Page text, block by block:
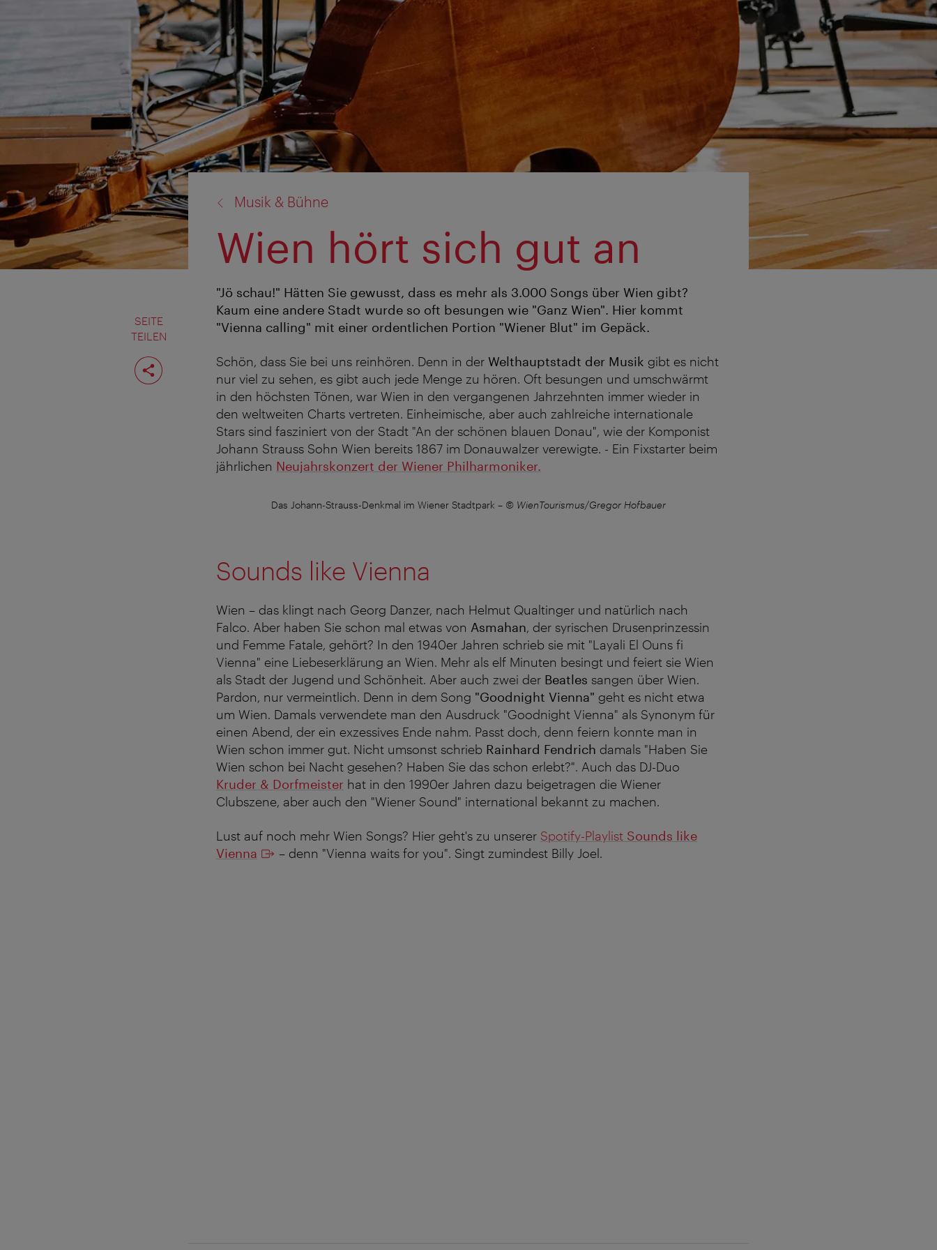
SEITE
TEILEN
Seite
teilen
Musik & Bühne
Wien hört sich gut an
"Jö schau!" Hätten Sie gewusst, dass es mehr als 3.000 Songs über Wien gibt?
Kaum eine andere Stadt wurde so oft besungen wie "Ganz Wien". Hier kommt
"Vienna calling" mit einer ordentlichen Portion "Wiener Blut" im Gepäck.
Schön, dass Sie bei uns reinhören. Denn in der Welthauptstadt der Musik gibt es nicht
nur viel zu sehen, es gibt auch jede Menge zu hören. Oft besungen und umschwärmt
in den höchsten Tönen, war Wien in den vergangenen Jahrzehnten immer wieder in
den weltweiten Charts vertreten. Einheimische, aber auch zahlreiche internationale
Stars sind fasziniert von der Stadt "An der schönen blauen Donau", wie der Komponist
Johann Strauss Sohn Wien bereits 1867 im Donauwalzer verewigte. - Ein Fixstarter beim
jährlichen Neujahrskonzert der Wiener Philharmoniker.
Das Johann-Strauss-Denkmal im Wiener Stadtpark – © WienTourismus/Gregor Hofbauer
Sounds like Vienna
Wien – das klingt nach Georg Danzer, nach Helmut Qualtinger und natürlich nach
Falco. Aber haben Sie schon mal etwas von Asmahan, der syrischen Drusenprinzessin
und Femme Fatale, gehört? In den 1940er Jahren schrieb sie mit "Layali El Ouns fi
Vienna" eine Liebeserklärung an Wien. Mehr als elf Minuten besingt und feiert sie Wien
als Stadt der Jugend und Schönheit. Aber auch zwei der Beatles sangen über Wien.
Pardon, nur vermeintlich. Denn in dem Song "Goodnight Vienna" geht es nicht etwa
um Wien. Damals verwendete man den Ausdruck "Goodnight Vienna" als Synonym für
einen Abend, der ein exzessives Ende nahm. Passt doch, denn feiern konnte man in
Wien schon immer gut. Nicht umsonst schrieb Rainhard Fendrich damals "Haben Sie
Wien schon bei Nacht gesehen? Haben Sie das schon erlebt?". Auch das DJ-Duo
Kruder & Dorfmeister hat in den 1990er Jahren dazu beigetragen die Wiener
Clubszene, aber auch den "Wiener Sound" international bekannt zu machen.
Lust auf noch mehr Wien Songs? Hier geht's zu unserer Spotify-Playlist Sounds like
Vienna
– denn "Vienna waits for you". Singt zumindest Billy Joel.